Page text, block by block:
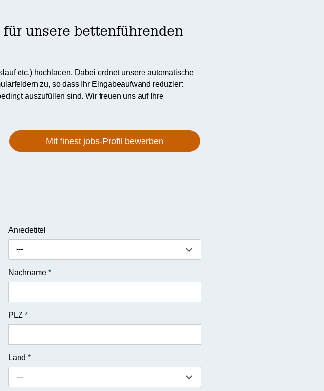
unsere bettenführenden
etc.) hochladen. Dabei ordnet unsere automatische
zu, so dass Ihr Eingabeaufwand reduziert
auszufüllen sind. Wir freuen uns auf Ihre
Mit finest jobs-Profil bewerben
Anredetitel
---
Nachname*
PLZ*
Land*
---